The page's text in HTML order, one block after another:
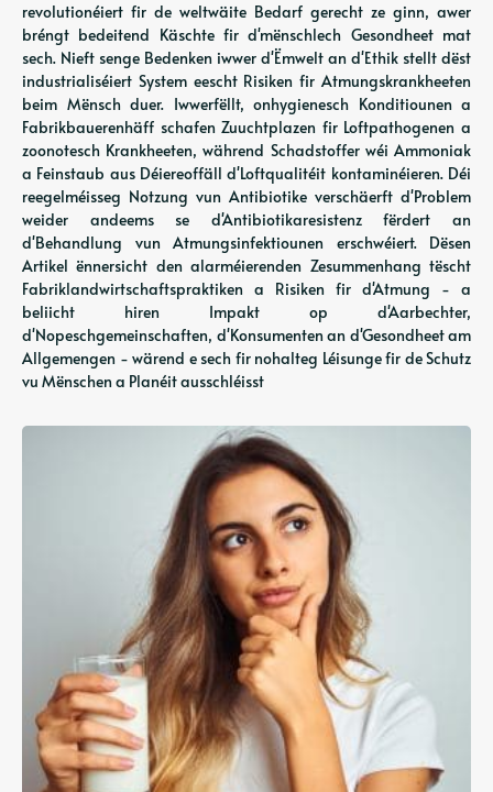
revolutionéiert fir de weltwäite Bedarf gerecht ze ginn, awer
bréngt bedeitend Käschte fir d'mënschlech Gesondheet mat
sech. Nieft senge Bedenken iwwer d'Ëmwelt an d'Ethik stellt dëst
industrialiséiert System eescht Risiken fir Atmungskrankheeten
beim Mënsch duer. Iwwerfëllt, onhygienesch Konditiounen a
Fabrikbauerenhäff schafen Zuuchtplazen fir Loftpathogenen a
zoonotesch Krankheeten, während Schadstoffer wéi Ammoniak
a Feinstaub aus Déiereoffäll d'Loftqualitéit kontaminéieren. Déi
reegelméisseg Notzung vun Antibiotike verschäerft d'Problem
weider andeems se d'Antibiotikaresistenz fërdert an
d'Behandlung vun Atmungsinfektiounen erschwéiert. Dësen
Artikel ënnersicht den alarméierenden Zesummenhang tëscht
Fabriklandwirtschaftspraktiken a Risiken fir d'Atmung - a
beliicht hiren Impakt op d'Aarbechter,
d'Nopeschgemeinschaften, d'Konsumenten an d'Gesondheet am
Allgemengen - wärend e sech fir nohalteg Léisunge fir de Schutz
vu Mënschen a Planéit ausschléisst